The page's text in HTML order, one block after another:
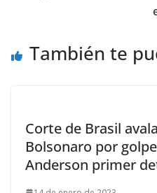
También te
Corte de Brasil
Bolsonaro por
Anderson primer